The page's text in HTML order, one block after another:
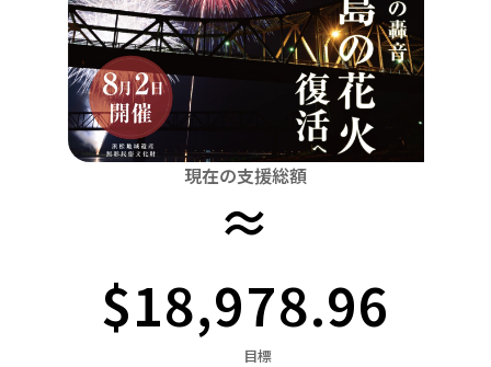
四国
九州・沖縄
茨城 栃木 群馬 埼玉 千葉 東京
新潟 富山 石川 山梨 長野
三重 滋賀 京都 兵庫 奈良
岡山 広島 山口
佐賀 長崎 熊本 大分 宮崎
現在の支援総額
≈
$18,978.96
目標